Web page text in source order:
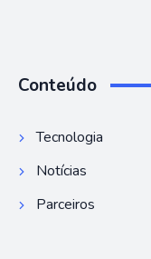
Conteúdo
Tecnologia
Notícias
Parceiros